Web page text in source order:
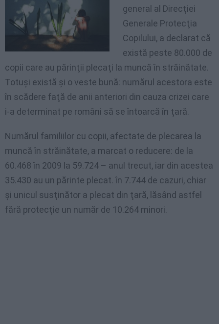
general al Direcţiei
Generale Protecţia
Copilului, a declarat că
există peste 80.000 de
copii care au părinţii plecaţi la muncă în străinătate.
Totuşi există şi o veste bună: numărul acestora este
în scădere faţă de anii anteriori din cauza crizei care
i-a determinat pe români să se întoarcă în ţară.
Numărul familiilor cu copii, afectate de plecarea la
muncă în străinătate, a marcat o reducere: de la
60.468 în 2009 la 59.724 – anul trecut, iar din acestea
35.430 au un părinte plecat. în 7.744 de cazuri, chiar
şi unicul susţinător a plecat din ţară, lăsând astfel
fără protecţie un număr de 10.264 minori.